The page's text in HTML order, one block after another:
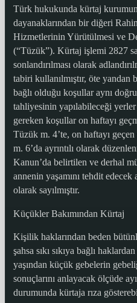
Türk hukukunda kürtaj
dayanaklarından bir diğeri
Hizmetlerinin Yürütülmesi ve
(“Tüzük”). Kürtaj işlemi 2827
sonlandırılması olarak
tabiri kullanılmıştır, öte yandan
bağlı olduğu koşullar aynı
tahliyesinin yapılabileceği
gereken koşullar on haftayı
Tüzük m. 4’te, on haftayı
m. 6’da ayrıntılı olarak
Kanun’da belirtilen ve derhal
annenin yaşamını tehdit
olarak sayılmıştır.
Küçükler Bakımından Kürtaj
Kişilik haklarından beden
şahsa sıkı sıkıya bağlı
yaşından küçük gebelerin
sonuçlarını anlayacak ölçüde
durumunda kürtaja rıza